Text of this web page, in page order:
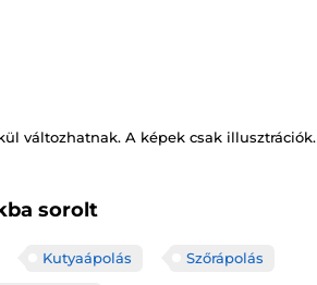
változhatnak. A képek csak illusztrációk.
sorolt
Kutyaápolás Szőrápolás